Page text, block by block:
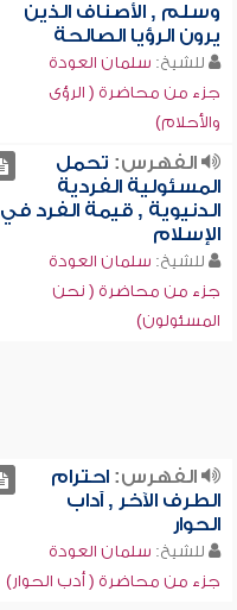
وسلم , الأصناف الذين
يرون الرؤيا الصالحة
للشيخ: سلمان العودة
جزء من محاضرة ( الرؤى
والأحلام)
الفهرس: تحمل
المسئولية الفردية
الدنيوية , قيمة الفرد في
الإسلام
للشيخ: سلمان العودة
جزء من محاضرة ( نحن
المسئولون)
الفهرس:احترام
الطرف الآخر , آداب
الحوار
للشيخ: سلمان العودة
جزء من محاضرة ( أدب الحوار)